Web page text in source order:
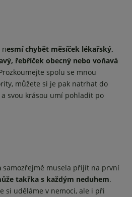
nesmí chybět měsíček lékařský,
řebříček obecný nebo voňavá
spolu se mnou
můžete si je pak natrhat do
svou krásou umí pohladit po
samozřejmě musela přijít na první
takřka s každým neduhem.
si uděláme v nemoci, ale i při